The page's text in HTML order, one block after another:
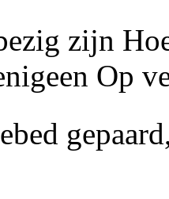
zijn
Op